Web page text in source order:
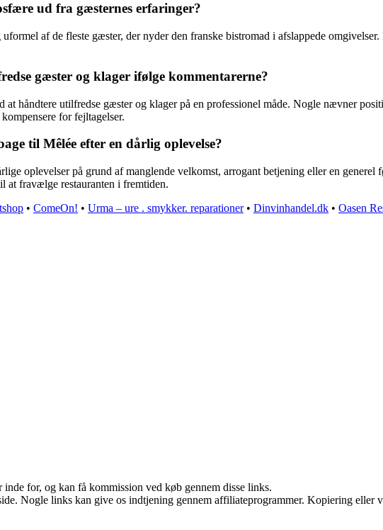
ud fra gæsternes erfaringer?
af de fleste gæster, der nyder den franske bistromad i afslappede
gæster og klager ifølge kommentarerne?
håndtere utilfredse gæster og klager på en professionel måde. Nogle nævner
for fejltagelser.
til Mêlée efter en dårlig oplevelse?
oplevelser på grund af manglende velkomst, arrogant betjening eller en
at fravælge restauranten i fremtiden.
• ComeOn! • Urma – ure . smykker. reparationer• Dinvinhandel.dk • Oasen
for, og kan få kommission ved køb gennem disse links.
Nogle links kan give os indtjening gennem affiliateprogrammer. Kopiering eller